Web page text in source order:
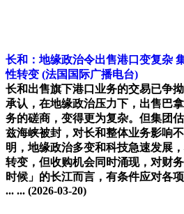
长和：地缘政治令出售港口变复杂
性转变 (法国国际广播电台)
长和出售旗下港口业务的交易已争
承认，在地缘政治压力下，出售巴
务的磋商，变得更为复杂。但集团
兹海峡被封，对长和整体业务影响
明，地缘政治多变和科技急速发展
转变，但收购机会同时涌现，对财
时候」的长江而言，有条件应对各
... ... (2026-03-20)